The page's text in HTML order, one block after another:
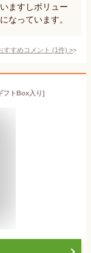
ますしボリュー
なっています。
すすめコメント (1件) >
フトBox入り]